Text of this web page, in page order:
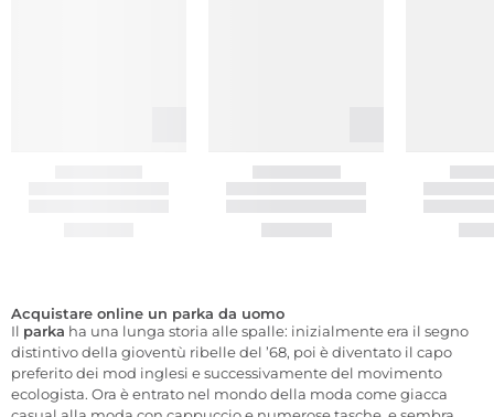
Acquistare online un parka da uomo
Il parka ha una lunga storia alle spalle: inizialmente era il segno
distintivo della gioventù ribelle del ’68, poi è diventato il capo
preferito dei mod inglesi e successivamente del movimento
ecologista. Ora è entrato nel mondo della moda come giacca